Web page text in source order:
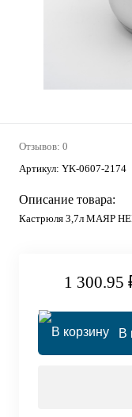
Отзывов: 0
Артикул: YK-0607-2174
Описание товара:
Кастрюля 3,7л МАЯР
1 300.95
В